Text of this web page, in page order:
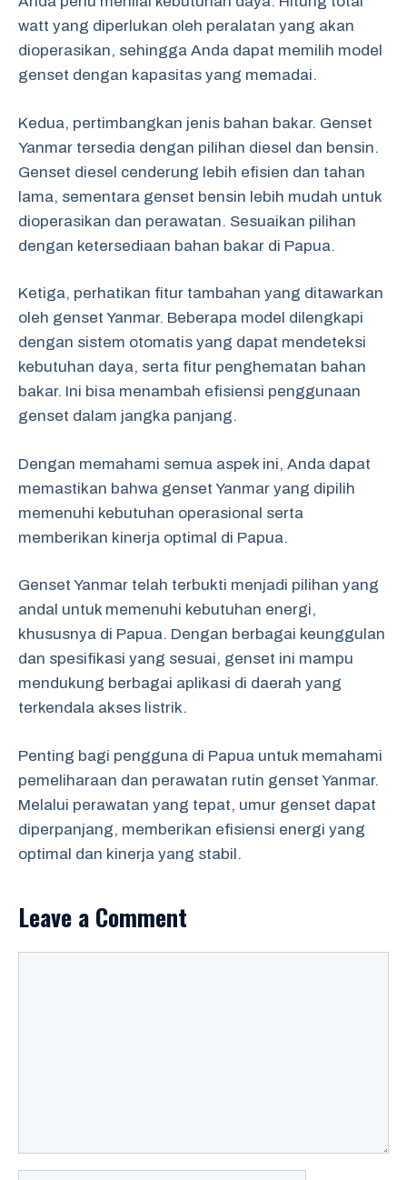
watt yang diperlukan oleh peralatan yang akan
dioperasikan, sehingga Anda dapat memilih model
genset dengan kapasitas yang memadai.
Kedua, pertimbangkan jenis bahan bakar. Genset
Yanmar tersedia dengan pilihan diesel dan bensin.
Genset diesel cenderung lebih efisien dan tahan
lama, sementara genset bensin lebih mudah untuk
dioperasikan dan perawatan. Sesuaikan pilihan
dengan ketersediaan bahan bakar di Papua.
Ketiga, perhatikan fitur tambahan yang ditawarkan
oleh genset Yanmar. Beberapa model dilengkapi
dengan sistem otomatis yang dapat mendeteksi
kebutuhan daya, serta fitur penghematan bahan
bakar. Ini bisa menambah efisiensi penggunaan
genset dalam jangka panjang.
Dengan memahami semua aspek ini, Anda dapat
memastikan bahwa genset Yanmar yang dipilih
memenuhi kebutuhan operasional serta
memberikan kinerja optimal di Papua.
Genset Yanmar telah terbukti menjadi pilihan yang
andal untuk memenuhi kebutuhan energi,
khususnya di Papua. Dengan berbagai keunggulan
dan spesifikasi yang sesuai, genset ini mampu
mendukung berbagai aplikasi di daerah yang
terkendala akses listrik.
Penting bagi pengguna di Papua untuk memahami
pemeliharaan dan perawatan rutin genset Yanmar.
Melalui perawatan yang tepat, umur genset dapat
diperpanjang, memberikan efisiensi energi yang
optimal dan kinerja yang stabil.
Leave a Comment